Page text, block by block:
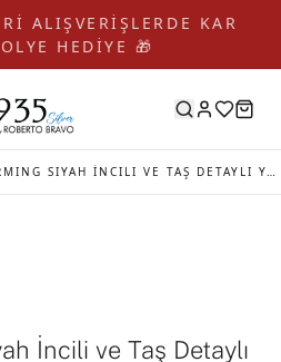
ALIŞVERİŞLERDE KAR
HEDİYE 🎁
GLOBAL WARMING SIYAH İNCILI VE TAŞ DETAYLI YANIK RENK MINE İŞÇILIKLI YAPRAK
İncili ve Taş Detaylı